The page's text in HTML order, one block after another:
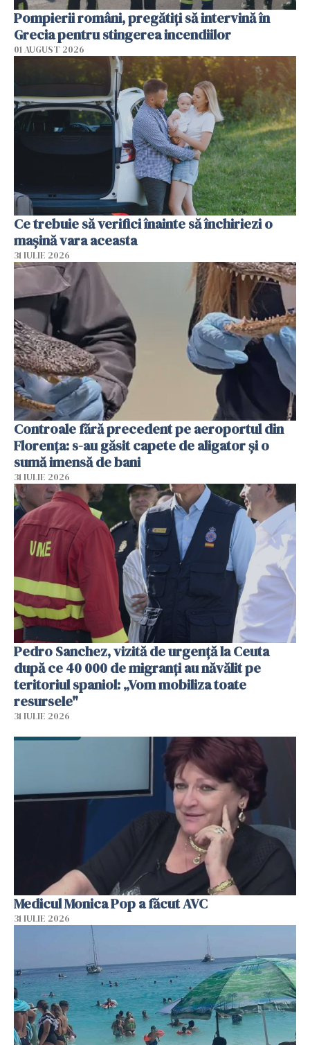
Pompierii români, pregătiţi să intervină în
Grecia pentru stingerea incendiilor
01 AUGUST 2026
Ce trebuie să verifici înainte să închiriezi o
mașină vara aceasta
31 IULIE 2026
Controale fără precedent pe aeroportul din
Florența: s-au găsit capete de aligator și o
sumă imensă de bani
31 IULIE 2026
Pedro Sanchez, vizită de urgență la Ceuta
după ce 40 000 de migranți au năvălit pe
teritoriul spaniol: „Vom mobiliza toate
resursele"
31 IULIE 2026
Medicul Monica Pop a făcut AVC
31 IULIE 2026